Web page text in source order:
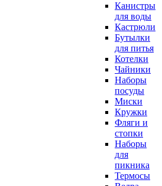
Канистры
для воды
Кастрюли
Бутылки
для питья
Котелки
Чайники
Наборы
посуды
Миски
Кружки
Фляги и
стопки
Наборы
для
пикника
Термосы